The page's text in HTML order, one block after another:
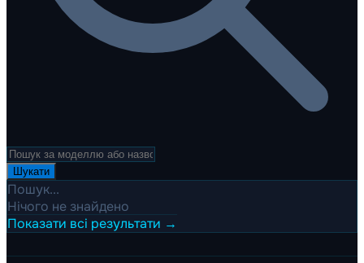
Шукати
Пошук...
Нічого не знайдено
Показати всі результати →